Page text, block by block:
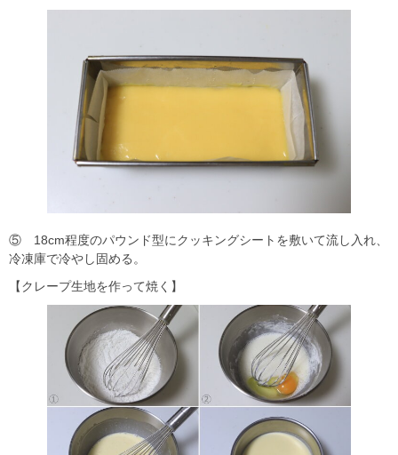
⑤ 18cm程度のパウンド型にクッキングシートを敷いて流し入れ、
冷凍庫で冷やし固める。
【クレープ生地を作って焼く】